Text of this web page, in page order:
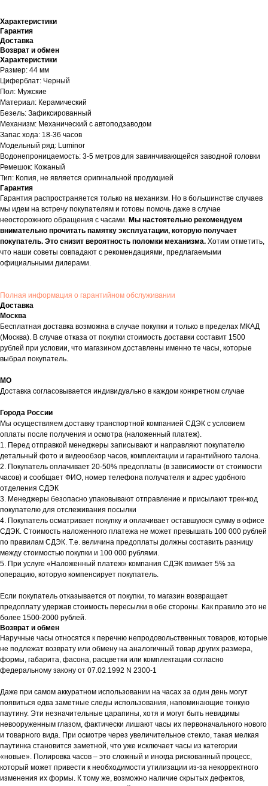
Характеристики
Гарантия
Доставка
Возврат и обмен
Характеристики
Размер: 44 мм
Циферблат: Черный
Пол: Мужские
Материал: Керамический
Безель: Зафиксированный
Механизм: Механический с автоподзаводом
Запас хода: 18-36 часов
Модельный ряд: Luminor
Водонепроницаемость: 3-5 метров для завинчивающейся заводной головки
Ремешок: Кожаный
Тип: Копия, не является оригинальной продукцией
Гарантия
Гарантия распространяется только на механизм. Но в большинстве случаев
мы идем на встречу покупателям и готовы помочь даже в случае
неосторожного обращения с часами. Мы настоятельно рекомендуем
внимательно прочитать памятку эксплуатации, которую получает
покупатель. Это снизит вероятность поломки механизма. Хотим отметить,
что наши советы совпадают с рекомендациями, предлагаемыми
официальными дилерами.
Полная информация о гарантийном обслуживании
Доставка
Москва
Бесплатная доставка возможна в случае покупки и только в пределах МКАД
(Москва). В случае отказа от покупки стоимость доставки составит 1500
рублей при условии, что магазином доставлены именно те часы, которые
выбрал покупатель.
МО
Доставка согласовывается индивидуально в каждом конкретном случае
Города России
Мы осуществляем доставку транспортной компанией СДЭК с условием
оплаты после получения и осмотра (наложенный платеж).
1. Перед отправкой менеджеры записывают и направляют покупателю
детальный фото и видеообзор часов, комплектации и гарантийного талона.
2. Покупатель оплачивает 20-50% предоплаты (в зависимости от стоимости
часов) и сообщает ФИО, номер телефона получателя и адрес удобного
отделения СДЭК
3. Менеджеры безопасно упаковывают отправление и присылают трек-код
покупателю для отслеживания посылки
4. Покупатель осматривает покупку и оплачивает оставшуюся сумму в офисе
СДЭК. Стоимость наложенного платежа не может превышать 100 000 рублей
по правилам СДЭК. Т.е. величина предоплаты должны составить разницу
между стоимостью покупки и 100 000 рублями.
5. При услуге «Наложенный платеж» компания СДЭК взимает 5% за
операцию, которую компенсирует покупатель.
Если покупатель отказывается от покупки, то магазин возвращает
предоплату удержав стоимость пересылки в обе стороны. Как правило это не
более 1500-2000 рублей.
Возврат и обмен
Наручные часы относятся к перечню непродовольственных товаров, которые
не подлежат возврату или обмену на аналогичный товар других размера,
формы, габарита, фасона, расцветки или комплектации согласно
федеральному закону от 07.02.1992 N 2300-1
Даже при самом аккуратном использовании на часах за один день могут
появиться едва заметные следы использования, напоминающие тонкую
паутину. Эти незначительные царапины, хотя и могут быть невидимы
невооруженным глазом, фактически лишают часы их первоначального нового
и товарного вида. При осмотре через увеличительное стекло, такая мелкая
паутинка становится заметной, что уже исключает часы из категории
«новые». Полировка часов – это сложный и иногда рискованный процесс,
который может привести к необходимости утилизации из-за некорректного
изменения их формы. К тому же, возможно наличие скрытых дефектов,